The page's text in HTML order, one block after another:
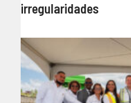
irregularidades